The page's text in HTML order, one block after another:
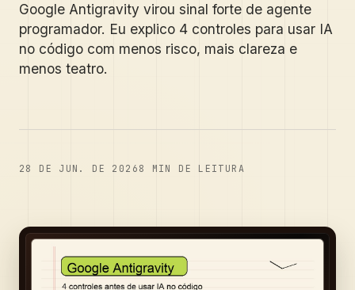
Google Antigravity virou sinal forte de agente
programador. Eu explico 4 controles para usar IA
no código com menos risco, mais clareza e
menos teatro.
28 DE JUN. DE 2026 8 MIN DE LEITURA